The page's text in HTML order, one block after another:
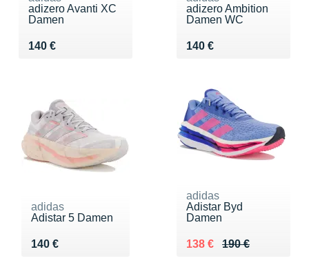
adizero Avanti XC
Damen
140 €
Vendu 140 €
adizero Ambition
Damen WC
140 €
Vendu 140 €
adidas
Adistar 5 Damen
140 €
Vendu 140 €
adidas
Adistar Byd
Damen
190 €
Au lieu de 190 €
138 €
Vendu 138 €